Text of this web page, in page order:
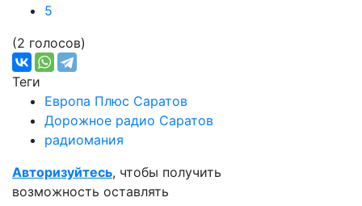
5
(2 голосов)
Теги
Европа Плюс Саратов
Дорожное радио Саратов
радиомания
Авторизуйтесь, чтобы получить
возможность оставлять